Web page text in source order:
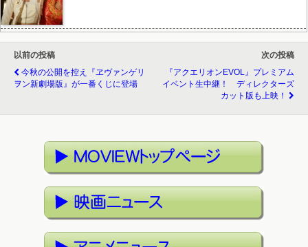
以前の投稿
今秋の公開を控え『ヱヴァンゲリ
ヲン新劇場版』が一番くじに登場
次の投稿
『アクエリオンEVOL』プレミアム
イベント生中継！ ディレクターズ
カット版も上映！